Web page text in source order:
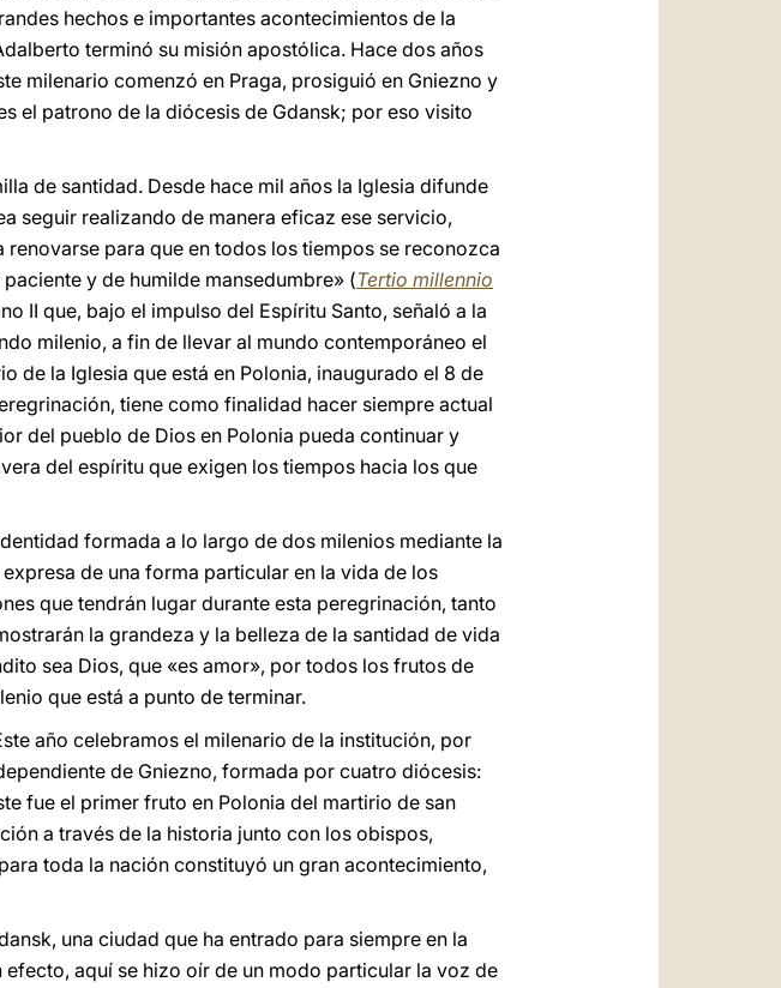
hechos e importantes acontecimientos de la
terminó su misión apostólica. Hace dos años
milenario comenzó en Praga, prosiguió en Gniezno y
el patrono de la diócesis de Gdansk; por eso visito
de santidad. Desde hace mil años la Iglesia difunde
seguir realizando de manera eficaz ese servicio,
para que en todos los tiempos se reconozca
y de humilde mansedumbre» (Tertio millennio
II que, bajo el impulso del Espíritu Santo, señaló a la
milenio, a fin de llevar al mundo contemporáneo el
de la Iglesia que está en Polonia, inaugurado el 8 de
tiene como finalidad hacer siempre actual
del pueblo de Dios en Polonia pueda continuar y
del espíritu que exigen los tiempos hacia los que
formada a lo largo de dos milenios mediante la
de una forma particular en la vida de los
que tendrán lugar durante esta peregrinación, tanto
la grandeza y la belleza de la santidad de vida
sea Dios, que «es amor», por todos los frutos de
que está a punto de terminar.
año celebramos el milenario de la institución, por
de Gniezno, formada por cuatro diócesis:
fue el primer fruto en Polonia del martirio de san
a través de la historia junto con los obispos,
toda la nación constituyó un gran acontecimiento,
una ciudad que ha entrado para siempre en la
aquí se hizo oír de un modo particular la voz de